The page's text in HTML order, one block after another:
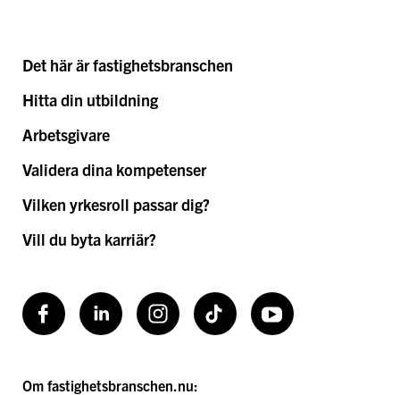
Det här är fastighetsbranschen
Hitta din utbildning
Arbetsgivare
Validera dina kompetenser
Vilken yrkesroll passar dig?
Vill du byta karriär?
FacebookLinkedInInstagramTikToK Youtube
Om fastighetsbranschen.nu: